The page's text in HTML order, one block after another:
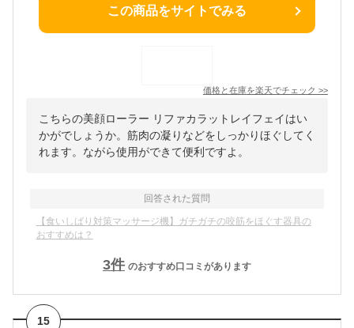
この商品をサイトでみる
価格と在庫を楽天でチェック >>
こちらの美顔ローラー リファカラットレイフェイはい
かがでしょうか。筋肉の凝りなどをしっかりほぐしてく
れます。ながら使用ができて便利ですよ。
回答された質問
【食いしばり対策マッサージ機】ガチガチの咬筋をほぐす器具の
おすすめは？
3件 のおすすめ口コミがあります
15